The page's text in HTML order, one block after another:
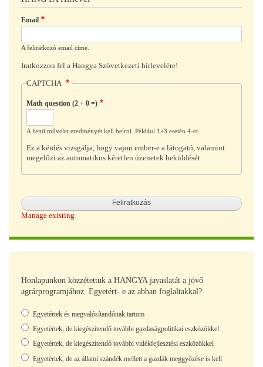
Email
A feliratkozó email címe.
Iratkozzon fel a Hangya Szövetkezeti hírlevelére!
CAPTCHA
Math question (2 + 0 =)
A fenti művelet eredményét kell beírni. Például 1+3 esetén 4-et.
Ez a kérdés vizsgálja, hogy vajon ember-e a látogató, valamint
megelőzi az automatikus kéretlen üzenetek beküldését.
Manage existing
Honlapunkon közzétettük a HANGYA javaslatát a jövő
agrárprogramjához. Egyetért- e az abban foglaltakkal?
Választások
Egyetértek és megvalósítandónak tartom
Egyetértek, de kiegészítendő további gazdaságpolitikai eszközökkel
Egyetértek, de kiegészítendő további vidékfejlesztési eszközökkel
Egyetértek, de az állami szándék mellett a gazdák meggyőzése is kell